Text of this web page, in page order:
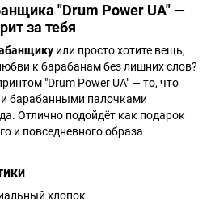
"Drum Power UA" —
за тебя
или просто хотите вещь,
к барабанам без лишних слов?
"Drum Power UA" — то, что
барабанными палочками
Отлично подойдёт как подарок
и повседневного образа
хлопок